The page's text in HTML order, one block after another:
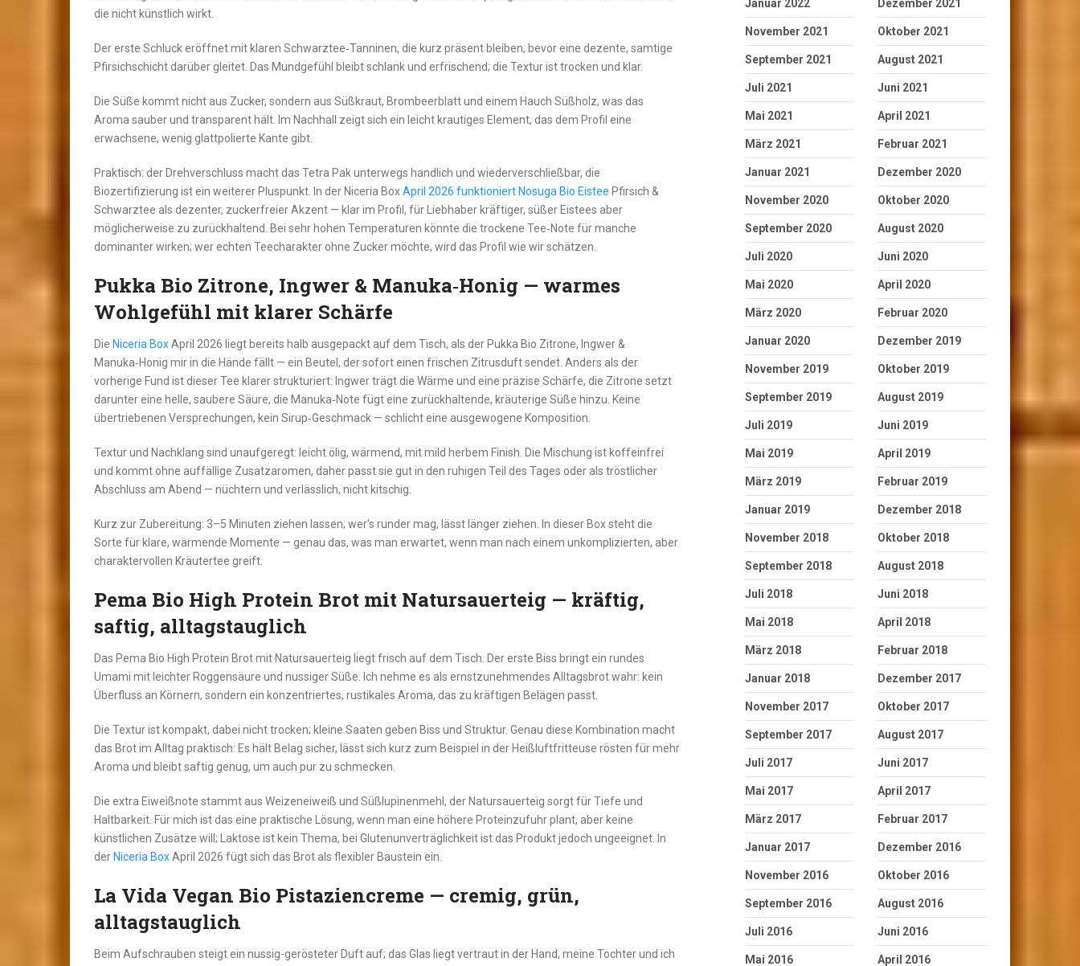
die nicht künstlich wirkt.
Der erste Schluck eröffnet mit klaren Schwarztee‑Tanninen, die kurz präsent bleiben, bevor eine dezente, samtige
Pfirsichschicht darüber gleitet. Das Mundgefühl bleibt schlank und erfrischend; die Textur ist trocken und klar.
Die Süße kommt nicht aus Zucker, sondern aus Süßkraut, Brombeerblatt und einem Hauch Süßholz, was das
Aroma sauber und transparent hält. Im Nachhall zeigt sich ein leicht krautiges Element, das dem Profil eine
erwachsene, wenig glattpolierte Kante gibt.
Praktisch: der Drehverschluss macht das Tetra Pak unterwegs handlich und wiederverschließbar, die
Biozertifizierung ist ein weiterer Pluspunkt. In der Niceria BoxApril 2026 funktioniert Nosuga Bio Eistee Pfirsich &
Schwarztee als dezenter, zuckerfreier Akzent — klar im Profil, für Liebhaber kräftiger, süßer Eistees aber
möglicherweise zu zurückhaltend. Bei sehr hohen Temperaturen könnte die trockene Tee‑Note für manche
dominanter wirken; wer echten Teecharakter ohne Zucker möchte, wird das Profil wie wir schätzen.
Pukka Bio Zitrone, Ingwer & Manuka‑Honig — warmes
Wohlgefühl mit klarer Schärfe
Die Niceria BoxApril 2026 liegt bereits halb ausgepackt auf dem Tisch, als der Pukka Bio Zitrone, Ingwer &
Manuka‑Honig mir in die Hände fällt — ein Beutel, der sofort einen frischen Zitrusduft sendet. Anders als der
vorherige Fund ist dieser Tee klarer strukturiert: Ingwer trägt die Wärme und eine präzise Schärfe, die Zitrone setzt
darunter eine helle, saubere Säure, die Manuka‑Note fügt eine zurückhaltende, kräuterige Süße hinzu. Keine
übertriebenen Versprechungen, kein Sirup‑Geschmack — schlicht eine ausgewogene Komposition.
Textur und Nachklang sind unaufgeregt: leicht ölig, wärmend, mit mild herbem Finish. Die Mischung ist koffeinfrei
und kommt ohne auffällige Zusatzaromen, daher passt sie gut in den ruhigen Teil des Tages oder als tröstlicher
Abschluss am Abend — nüchtern und verlässlich, nicht kitschig.
Kurz zur Zubereitung: 3–5 Minuten ziehen lassen; wer’s runder mag, lässt länger ziehen. In dieser Box steht die
Sorte für klare, wärmende Momente — genau das, was man erwartet, wenn man nach einem unkomplizierten, aber
charaktervollen Kräutertee greift.
Pema Bio High Protein Brot mit Natursauerteig — kräftig,
saftig, alltagstauglich
Das Pema Bio High Protein Brot mit Natursauerteig liegt frisch auf dem Tisch. Der erste Biss bringt ein rundes
Umami mit leichter Roggensäure und nussiger Süße. Ich nehme es als ernstzunehmendes Alltagsbrot wahr: kein
Überfluss an Körnern, sondern ein konzentriertes, rustikales Aroma, das zu kräftigen Belägen passt.
Die Textur ist kompakt, dabei nicht trocken; kleine Saaten geben Biss und Struktur. Genau diese Kombination macht
das Brot im Alltag praktisch: Es hält Belag sicher, lässt sich kurz zum Beispiel in der Heißluftfritteuse rösten für mehr
Aroma und bleibt saftig genug, um auch pur zu schmecken.
Die extra Eiweißnote stammt aus Weizeneiweiß und Süßlupinenmehl, der Natursauerteig sorgt für Tiefe und
Haltbarkeit. Für mich ist das eine praktische Lösung, wenn man eine höhere Proteinzufuhr plant, aber keine
künstlichen Zusätze will; Laktose ist kein Thema, bei Glutenunverträglichkeit ist das Produkt jedoch ungeeignet. In
der Niceria BoxApril 2026 fügt sich das Brot als flexibler Baustein ein.
La Vida Vegan Bio Pistaziencreme — cremig, grün,
alltagstauglich
Beim Aufschrauben steigt ein nussig-gerösteter Duft auf; das Glas liegt vertraut in der Hand, meine Tochter und ich
Januar 2022 Dezember 2021
November 2021 Oktober 2021
September 2021 August 2021
Juli 2021 Juni 2021
Mai 2021 April 2021
März 2021 Februar 2021
Januar 2021 Dezember 2020
November 2020 Oktober 2020
September 2020 August 2020
Juli 2020 Juni 2020
Mai 2020 April 2020
März 2020 Februar 2020
Januar 2020 Dezember 2019
November 2019 Oktober 2019
September 2019 August 2019
Juli 2019 Juni 2019
Mai 2019 April 2019
März 2019 Februar 2019
Januar 2019 Dezember 2018
November 2018 Oktober 2018
September 2018 August 2018
Juli 2018 Juni 2018
Mai 2018 April 2018
März 2018 Februar 2018
Januar 2018 Dezember 2017
November 2017 Oktober 2017
September 2017 August 2017
Juli 2017 Juni 2017
Mai 2017 April 2017
März 2017 Februar 2017
Januar 2017 Dezember 2016
November 2016 Oktober 2016
September 2016 August 2016
Juli 2016 Juni 2016
Mai 2016 April 2016